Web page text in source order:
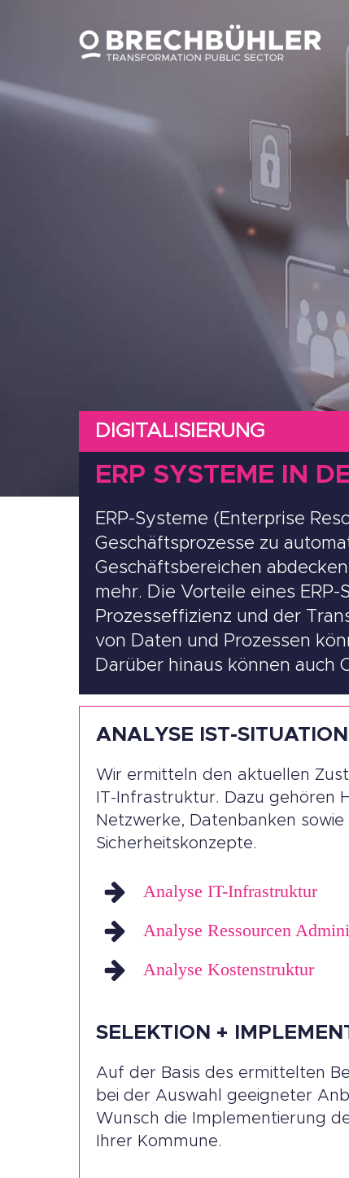
DIGITALISIERUNG
ERP SYSTEME IN
ERP-Systeme (Enterprise
Geschäftsprozesse zu
Geschäftsbereichen
mehr. Die Vorteile eines
Prozesseffizienz und der
von Daten und Prozessen
Darüber hinaus können auch
ANALYSE IST-SITUATION
Wir ermitteln den aktuellen
IT-Infrastruktur. Dazu gehören
Netzwerke, Datenbanken sowie
Sicherheitskonzepte.
Analyse IT-Infrastruktur
Analyse Ressourcen
Analyse Kostenstruktur
SELEKTION +
Auf der Basis des ermittelten
bei der Auswahl geeigneter
Wunsch die Implementierung
Ihrer Kommune.